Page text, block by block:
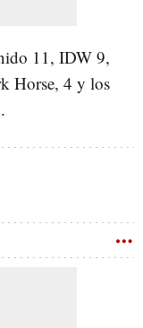
11, IDW 9,
Horse, 4 y los